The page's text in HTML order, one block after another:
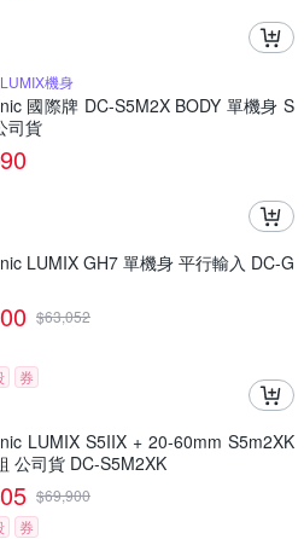
機身
國際牌 DC-S5M2X BODY 單機身 S
司貨
LUMIX GH7 單機身 平行輸入 DC-G
$63,052
券
LUMIX S5IIX + 20-60mm S5m2XK
公司貨 DC-S5M2XK
$69,900
券